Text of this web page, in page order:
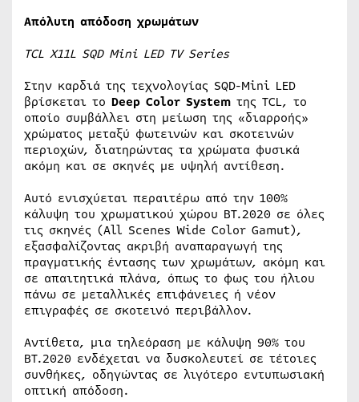
Απόλυτη απόδοση χρωμάτων
TCL X11L SQD Mini LED TV Series
Στην καρδιά της τεχνολογίας SQD-Mini LED
βρίσκεται το Deep Color System της TCL, το
οποίο συμβάλλει στη μείωση της «διαρροής»
χρώματος μεταξύ φωτεινών και σκοτεινών
περιοχών, διατηρώντας τα χρώματα φυσικά
ακόμη και σε σκηνές με υψηλή αντίθεση.
Αυτό ενισχύεται περαιτέρω από την 100%
κάλυψη του χρωματικού χώρου BT.2020 σε όλες
τις σκηνές (All Scenes Wide Color Gamut),
εξασφαλίζοντας ακριβή αναπαραγωγή της
πραγματικής έντασης των χρωμάτων, ακόμη και
σε απαιτητικά πλάνα, όπως το φως του ήλιου
πάνω σε μεταλλικές επιφάνειες ή νέον
επιγραφές σε σκοτεινό περιβάλλον.
Αντίθετα, μια τηλεόραση με κάλυψη 90% του
BT.2020 ενδέχεται να δυσκολευτεί σε τέτοιες
συνθήκες, οδηγώντας σε λιγότερο εντυπωσιακή
οπτική απόδοση.